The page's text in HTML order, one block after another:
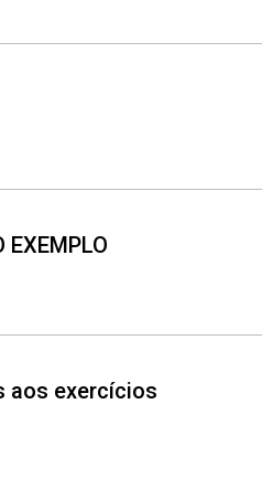
EXEMPLO
aos exercícios